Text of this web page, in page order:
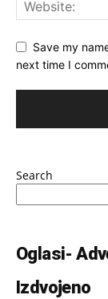
Save my
next time I
Search
Oglasi-
Izdvojeno